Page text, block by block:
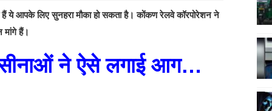
ये आपके लिए सुनहरा मौका हो सकता है। कोंकण रेलवे कॉरपोरेशन ने
मांगे हैं।
ने ऐसे लगाई आग…